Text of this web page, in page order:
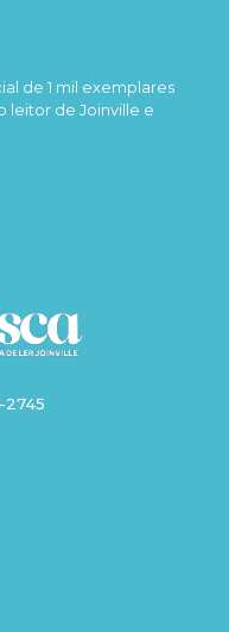
de 1 mil exemplares
leitor de Joinville e
2745